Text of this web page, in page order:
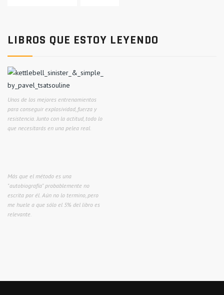
LIBROS QUE ESTOY LEYENDO
Unos de los mejores entrenamientos
para conseguir explosividad, fuerza y
resistencia. Junto con la actitud, todo lo
que necesitarás en una pelea real.
Más que el método es una
"autobiografía" probablemente no
escrita por él. Aún no lo termino, pero
me huele a que sólo el 5% del libro es
relevante.